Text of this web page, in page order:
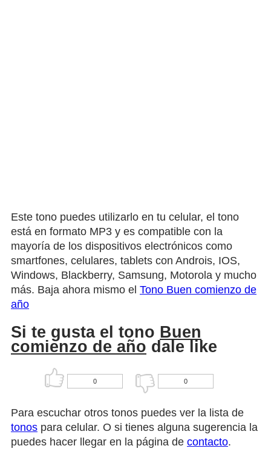
Este tono puedes utilizarlo en tu celular, el tono
está en formato MP3 y es compatible con la
mayoría de los dispositivos electrónicos como
smartfones, celulares, tablets con Androis, IOS,
Windows, Blackberry, Samsung, Motorola y mucho
más. Baja ahora mismo el Tono Buen comienzo de
año
Si te gusta el tono Buen
comienzo de año dale like
0 0
Para escuchar otros tonos puedes ver la lista de
tonos para celular. O si tienes alguna sugerencia la
puedes hacer llegar en la página de contacto.